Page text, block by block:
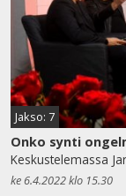
Jakso: 7
Onko synti
Keskustelemassa
ke 6.4.2022 klo 15.30